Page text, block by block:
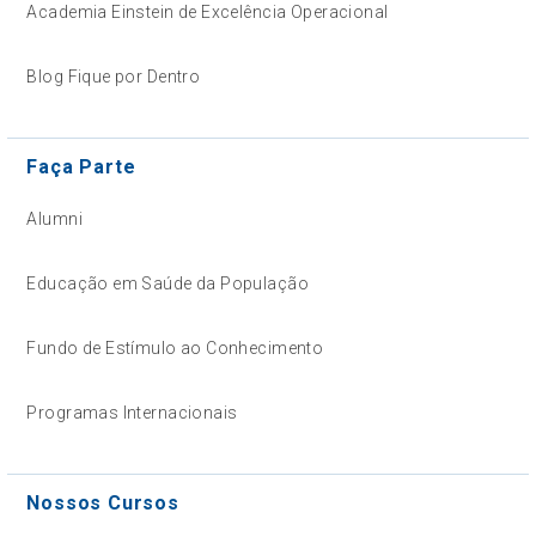
Academia Einstein de Excelência Operacional
Blog Fique por Dentro
Faça Parte
Alumni
Educação em Saúde da População
Fundo de Estímulo ao Conhecimento
Programas Internacionais
Nossos Cursos